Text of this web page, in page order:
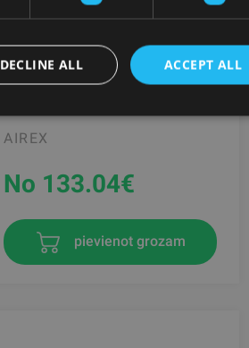
AIREX® CORONELLA 185
AIREX
No 133.04€
pievienot grozam
ACCEPT ALL
DECLINE ALL